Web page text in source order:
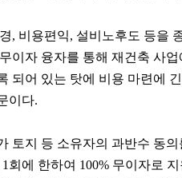
, 비용편익, 설비노후도 등을
이자 융자를 통해 재건축 사
되어 있는 탓에 비용 마련에
이다.
토지 등 소유자의 과반수 동
회에 한하여 100% 무이자로